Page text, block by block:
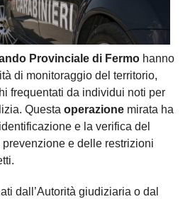
Provinciale di Fermo hanno
di monitoraggio del territorio,
frequentati da individui noti per
Questa operazione mirata ha
e la verifica del
e delle restrizioni
dall’Autorità giudiziaria o dal